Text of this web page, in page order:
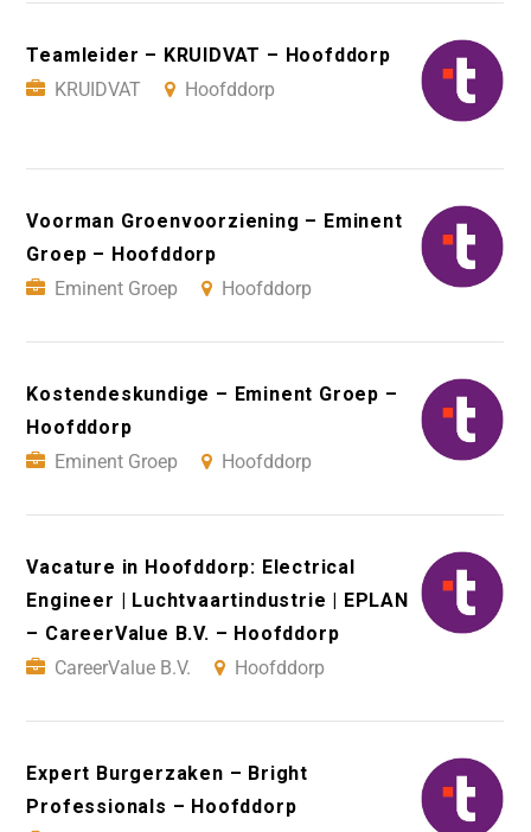
Teamleider – KRUIDVAT – Hoofddorp
KRUIDVAT
Hoofddorp
Voorman Groenvoorziening – Eminent
Groep – Hoofddorp
Eminent Groep
Hoofddorp
Kostendeskundige – Eminent Groep –
Hoofddorp
Eminent Groep
Hoofddorp
Vacature in Hoofddorp: Electrical
Engineer | Luchtvaartindustrie | EPLAN
– CareerValue B.V. – Hoofddorp
CareerValue B.V.
Hoofddorp
Expert Burgerzaken – Bright
Professionals – Hoofddorp